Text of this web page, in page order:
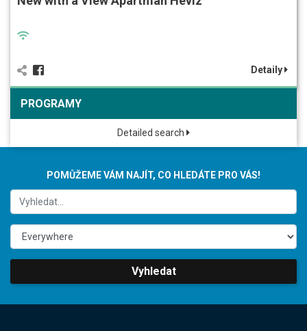
Detaily
PROGRAMY
Detailed search
POMŮŽEME VÁM NAJÍT, CO HLEDÁTE PRO VÁS!
Vyhledat